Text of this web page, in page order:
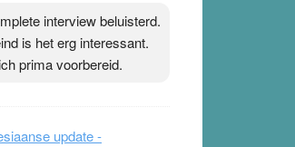
Pleisterplakkers in de
interview beluisterd.
is het erg interessant.
prima voorbereid.
update -